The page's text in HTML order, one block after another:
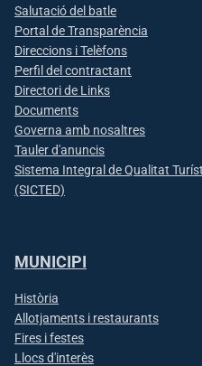
Salutació del batle
Portal de Transparència
Direccions i Telèfons
Perfil del contractant
Directori de Links
Documents
Governa amb nosaltres
Tauler d'anuncis
Sistema Integral de Qualitat
(SICTED)
MUNICIPI
Història
Allotjaments i restaurants
Fires i festes
Llocs d'interès